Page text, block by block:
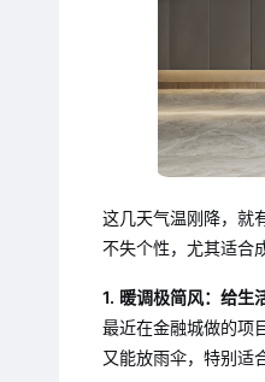
这几天气温刚降，就
不失个性，尤其适合
1. 暖调极简风：给生
最近在金融城做的项
又能放雨伞，特别适